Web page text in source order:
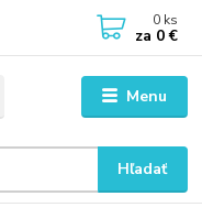
Menu
Hľadať
0 ks
za 0 €